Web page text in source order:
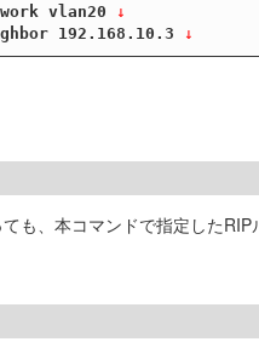
vlan20 ↓
192.168.10.3 ↓
も、本コマンドで指定した